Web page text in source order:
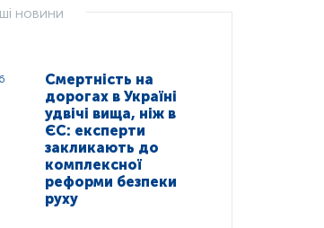
новини
Смертність на
дорогах в Україні
удвічі вища, ніж в
ЄС: експерти
закликають до
комплексної
реформи безпеки
руху